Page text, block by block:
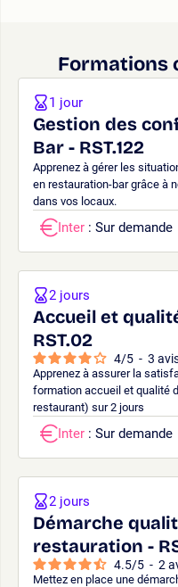
Formations
Gestion des
Bar - RST.122
Apprenez à gérer les
en restauration-bar grâce à
dans vos locaux.
1 jour
Inter : Sur demande
Accueil et
RST.02
4/5 - 3
Apprenez à assurer la
formation accueil et qualité
restaurant) sur 2 jours
2 jours
Inter : Sur demande
Démarche
restauration -
4.5/5 - 2
Mettez en place une
2 jours